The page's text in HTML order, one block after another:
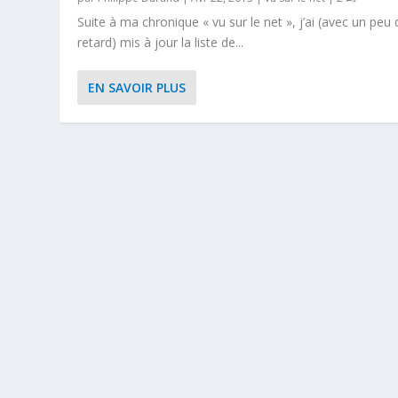
Suite à ma chronique « vu sur le net », j’ai (avec un peu
retard) mis à jour la liste de...
EN SAVOIR PLUS